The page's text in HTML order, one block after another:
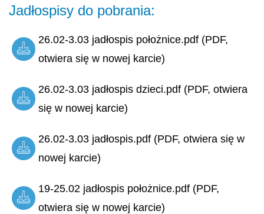
Jadłospisy do pobrania:
26.02-3.03 jadłospis położnice.pdf (PDF,
otwiera się w nowej karcie)
26.02-3.03 jadłospis dzieci.pdf (PDF, otwiera
się w nowej karcie)
26.02-3.03 jadłospis.pdf (PDF, otwiera się w
nowej karcie)
19-25.02 jadłospis położnice.pdf (PDF,
otwiera się w nowej karcie)